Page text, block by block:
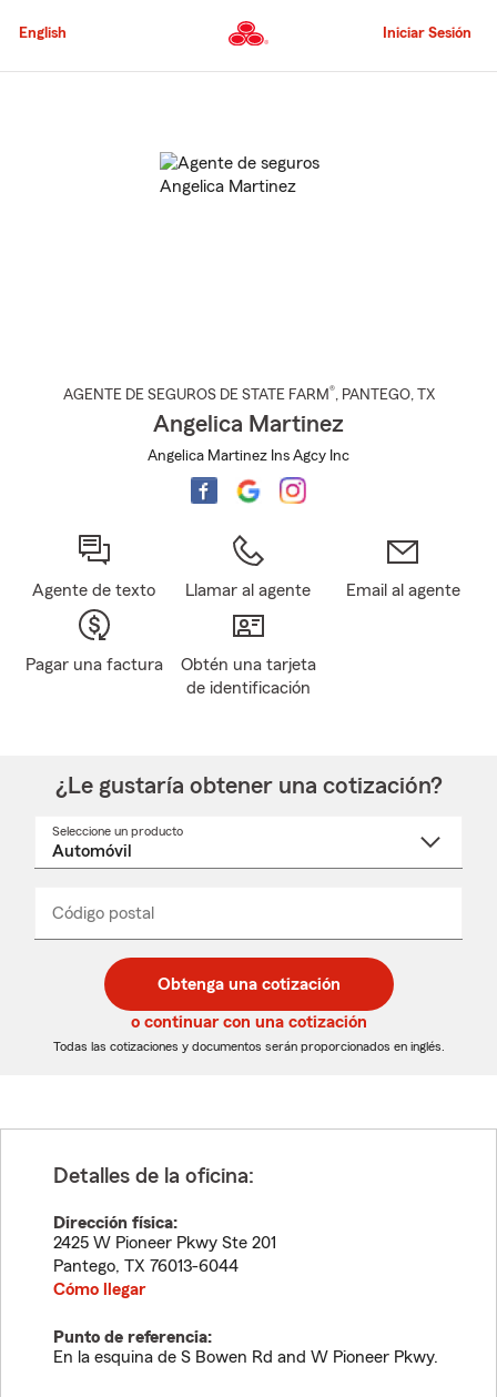
al
principal
English Iniciar Sesión
AGENTE DE SEGUROS DE STATE FARM®, PANTEGO, TX
Angelica Martinez
Angelica Martinez Ins Agcy Inc
Agente de texto Llamar al agente Email al agente
Pagar una factura
Obtén una tarjeta
de identificación
¿Le gustaría obtener una cotización?
Seleccione un producto
desplegable
Código postal
de
5
dígitos
de
5
dígitos
_____
Obtenga una cotización
o continuar con una cotización
Todas las cotizaciones y documentos serán proporcionados en inglés.
Detalles de la oficina:
Dirección física:
2425 W Pioneer Pkwy Ste 201
Pantego, TX 76013-6044
Cómo llegar
Punto de referencia:
En la esquina de S Bowen Rd and W Pioneer Pkwy.